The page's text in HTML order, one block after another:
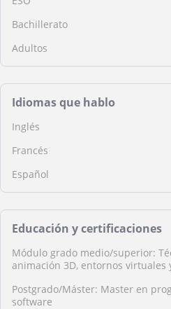
Bachillerato
Adultos
Idiomas que hablo
Inglés
Francés
Español
Educación y certificaciones
Módulo grado medio/superior:
animación 3D, entornos virtuales
Postgrado/Máster: Master en
software